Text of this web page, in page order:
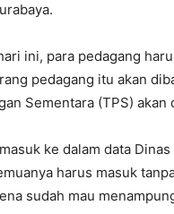
ini, para pedagang
pedagang itu akan
Sementara (TPS) akan
ke dalam data
harus masuk
sudah mau